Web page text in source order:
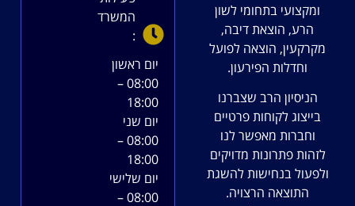
ומקצועי בתחומי לשון
הרע, הוצאת דיבה,
מקרקעין, הוצאה לפועל
וחדלות הפירעון.
הניסיון הרב שצברנו
בייצוג לקוחות פרטיים
וחברות מאפשר לנו
לזהות פתרונות מדויקים
ולפעול בנחישות להשגת
התוצאה הרצויה.
המשרד
:
יום ראשון
08:00 –
18:00
יום שני
08:00 –
18:00
יום שלישי
08:00 –